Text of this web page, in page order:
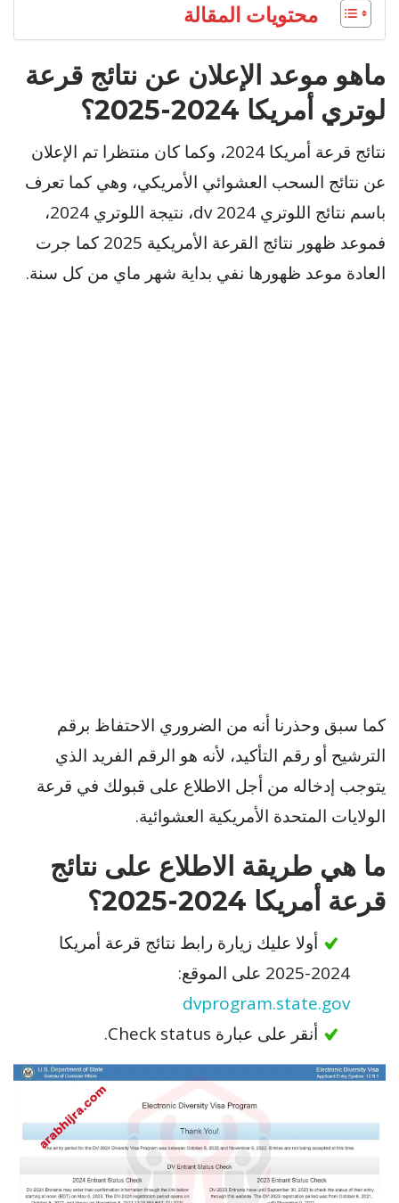
محتويات المقالة
ماهو موعد الإعلان عن نتائج قرعة
لوتري أمريكا 2024-2025؟
نتائج قرعة أمريكا 2024، وكما كان منتظرا تم الإعلان
عن نتائج السحب العشوائي الأمريكي، وهي كما تعرف
باسم نتائج اللوتري dv 2024، نتيجة اللوتري 2024،
فموعد ظهور نتائج القرعة الأمريكية 2025 كما جرت
العادة موعد ظهورها نفي بداية شهر ماي من كل سنة.
كما سبق وحذرنا أنه من الضروري الاحتفاظ برقم
الترشيح أو رقم التأكيد، لأنه هو الرقم الفريد الذي
يتوجب إدخاله من أجل الاطلاع على قبولك في قرعة
الولايات المتحدة الأمريكية العشوائية.
ما هي طريقة الاطلاع على نتائج
قرعة أمريكا 2024-2025؟
أولا عليك زيارة رابط نتائج قرعة أمريكا
2024-2025 على الموقع:
dvprogram.state.gov
أنقر على عبارة Check status.